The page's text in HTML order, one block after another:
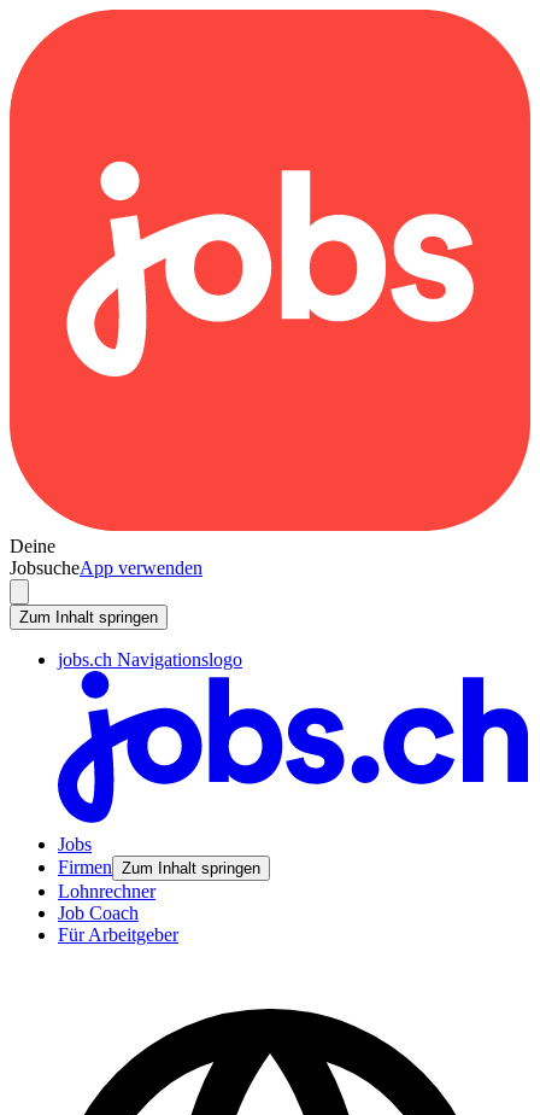
Deine
JobsucheApp verwenden
Zum Inhalt springen
jobs.ch Navigationslogo
Jobs
Firmen Zum Inhalt springen
Lohnrechner
Job Coach
Für Arbeitgeber